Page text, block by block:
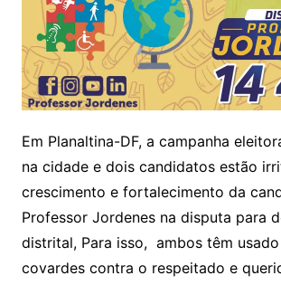
Em Planaltina-DF, a campanha
na cidade e dois candidatos estão
crescimento e fortalecimento da
Professor Jordenes na disputa para
distrital, Para isso, ambos têm
covardes contra o respeitado e